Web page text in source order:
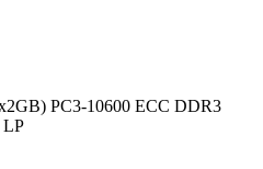
PC3-10600 ECC DDR3
LP